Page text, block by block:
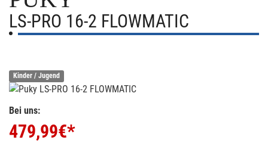
LS-PRO 16-2 FLOWMATIC
Kinder / Jugend
Bei uns:
479,99€*